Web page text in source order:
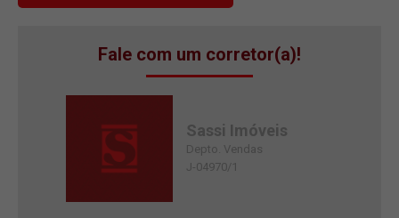
Fale com um corretor(a)!
Sassi Imóveis
Depto. Vendas
J-04970/1